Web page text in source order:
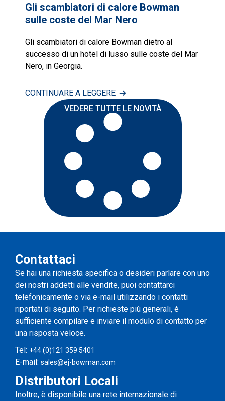
Gli scambiatori di calore Bowman
sulle coste del Mar Nero
Gli scambiatori di calore Bowman dietro al
successo di un hotel di lusso sulle coste del Mar
Nero, in Georgia.
CONTINUARE A LEGGERE
VEDERE TUTTE LE NOVITÀ
Contattaci
Se hai una richiesta specifica o desideri parlare con uno
dei nostri addetti alle vendite, puoi contattarci
telefonicamente o via e-mail utilizzando i contatti
riportati di seguito. Per richieste più generali, è
sufficiente compilare e inviare il modulo di contatto per
una risposta veloce.
Tel: +44 (0)121 359 5401
E-mail: sales@ej-bowman.com
Distributori Locali
Inoltre, è disponibile una rete internazionale di